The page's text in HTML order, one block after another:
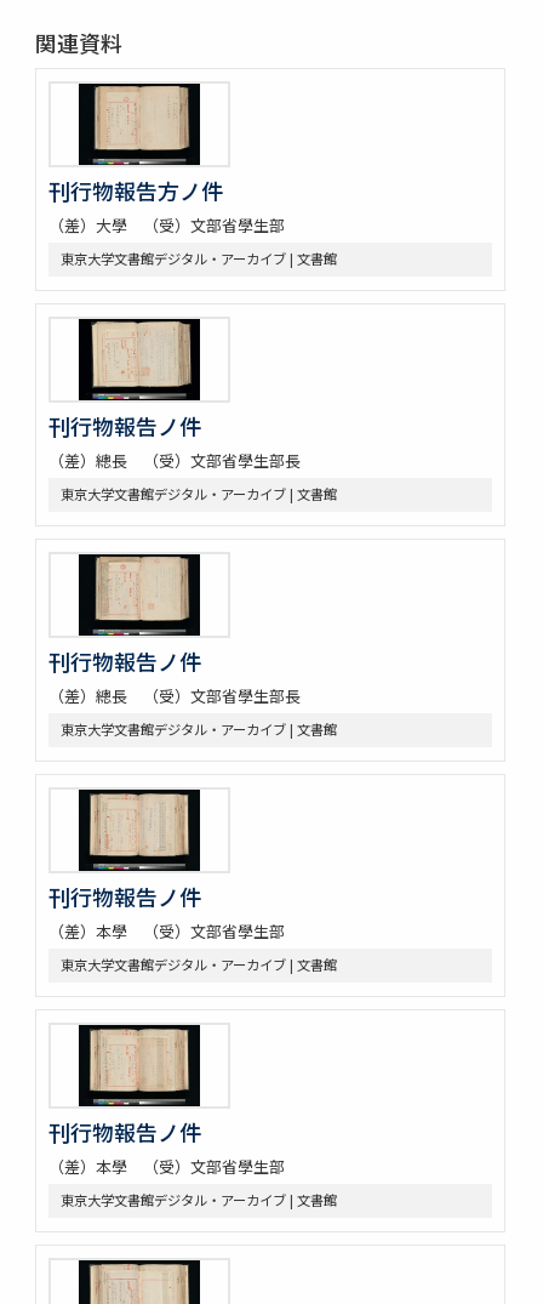
関連資料
刊行物報告方ノ件
（差）大學 （受）文部省學生部
東京大学文書館デジタル・アーカイブ | 文書館
刊行物報告ノ件
（差）總長 （受）文部省學生部長
東京大学文書館デジタル・アーカイブ | 文書館
刊行物報告ノ件
（差）總長 （受）文部省學生部長
東京大学文書館デジタル・アーカイブ | 文書館
刊行物報告ノ件
（差）本學 （受）文部省學生部
東京大学文書館デジタル・アーカイブ | 文書館
刊行物報告ノ件
（差）本學 （受）文部省學生部
東京大学文書館デジタル・アーカイブ | 文書館